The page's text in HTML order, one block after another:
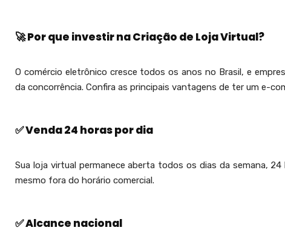
🚀 Por que investir na Criação de Loja Virtual?
O comércio eletrônico cresce todos os anos no Brasil, e
da concorrência. Confira as principais vantagens de ter um e-
✅ Venda 24 horas por dia
Sua loja virtual permanece aberta todos os dias da semana,
mesmo fora do horário comercial.
✅ Alcance nacional